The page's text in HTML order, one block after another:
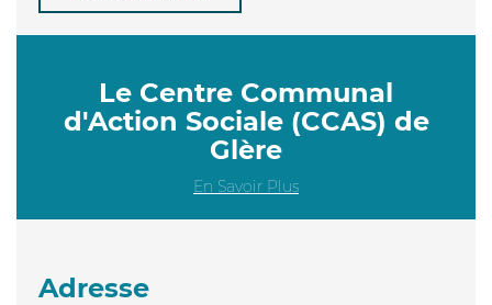
Le Centre Communal
d'Action Sociale (CCAS) de
Glère
En Savoir Plus
Adresse